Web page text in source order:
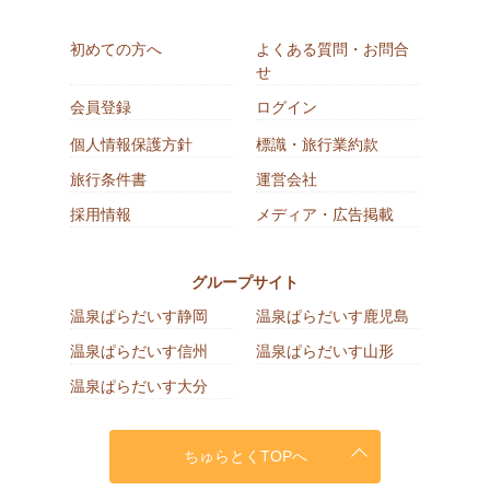
初めての方へ
よくある質問・お問合
せ
会員登録
ログイン
個人情報保護方針
標識・旅行業約款
旅行条件書
運営会社
採用情報
メディア・広告掲載
グループサイト
温泉ぱらだいす静岡
温泉ぱらだいす鹿児島
温泉ぱらだいす信州
温泉ぱらだいす山形
温泉ぱらだいす大分
ちゅらとくTOPへ